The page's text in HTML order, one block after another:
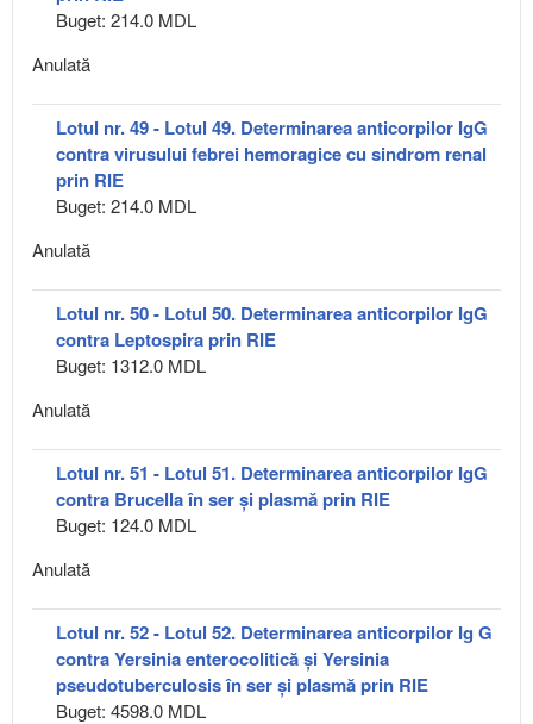
Buget: 214.0 MDL
Anulată
Lotul nr. 49 - Lotul 49. Determinarea anticorpilor IgG
contra virusului febrei hemoragice cu sindrom renal
prin RIE
Buget: 214.0 MDL
Anulată
Lotul nr. 50 - Lotul 50. Determinarea anticorpilor IgG
contra Leptospira prin RIE
Buget: 1312.0 MDL
Anulată
Lotul nr. 51 - Lotul 51. Determinarea anticorpilor IgG
contra Brucella în ser și plasmă prin RIE
Buget: 124.0 MDL
Anulată
Lotul nr. 52 - Lotul 52. Determinarea anticorpilor Ig G
contra Yersinia enterocolitică și Yersinia
pseudotuberculosis în ser și plasmă prin RIE
Buget: 4598.0 MDL